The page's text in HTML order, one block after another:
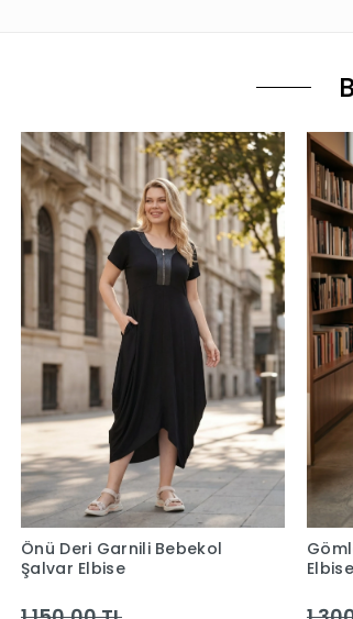
Önü Deri Garnili Bebekol
Şalvar Elbise
1.150,00 TL
Sepetteki Fiyat
1.058,00 TL
Sepete Ekle
Elbise
ulaşır.
Güvenli Alışveriş
Güvenli ve kolay ödeme